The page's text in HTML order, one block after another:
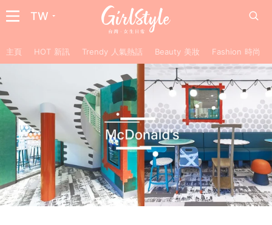
TW
主頁 HOT 新訊 Trendy 人氣熱話 Beauty 美妝 Fashion 時尚